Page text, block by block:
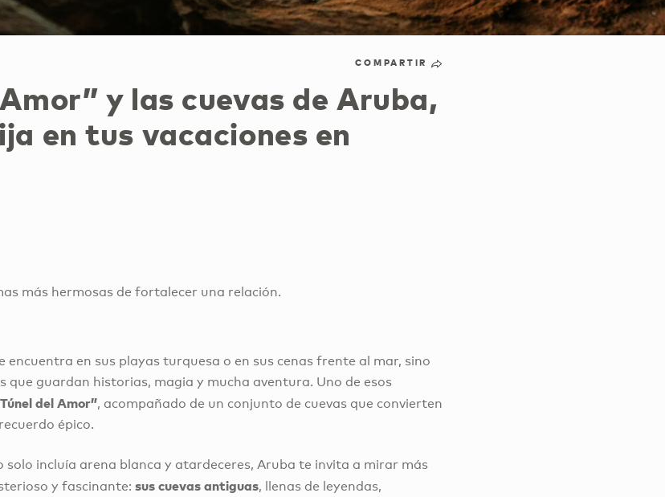
COMPARTIR
y las cuevas de Aruba,
en tus vacaciones en
más hermosas de fortalecer una relación.
encuentra en sus playas turquesa o en sus cenas frente al mar, sino
que guardan historias, magia y mucha aventura. Uno de esos
del Amor”, acompañado de un conjunto de cuevas que convierten
épico.
solo incluía arena blanca y atardeceres, Aruba te invita a mirar más
y fascinante:sus cuevas antiguas, llenas de leyendas,